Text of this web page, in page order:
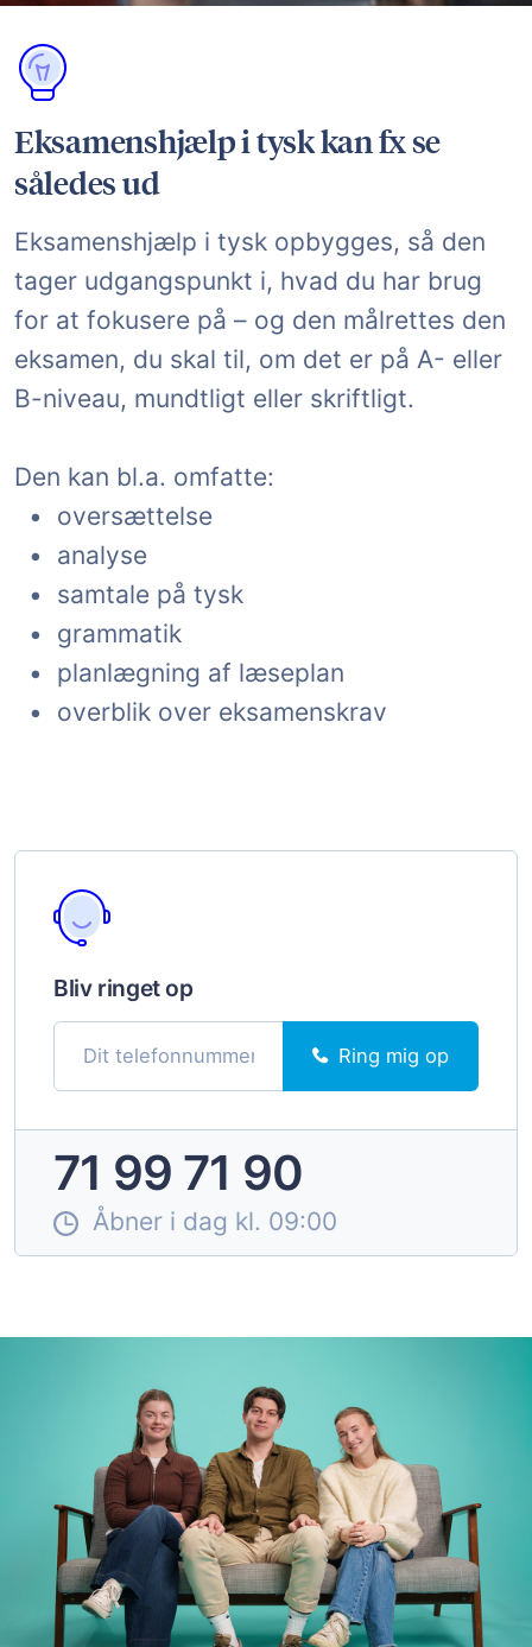
Eksamenshjælp i tysk kan fx se
således ud
Eksamenshjælp i tysk opbygges, så den
tager udgangspunkt i, hvad du har brug
for at fokusere på – og den målrettes den
eksamen, du skal til, om det er på A- eller
B-niveau, mundtligt eller skriftligt.
Den kan bl.a. omfatte:
• oversættelse
• analyse
• samtale på tysk
• grammatik
• planlægning af læseplan
• overblik over eksamenskrav
Bliv ringet op
Ring mig op
71 99 71 90
Åbner i dag kl. 09:00